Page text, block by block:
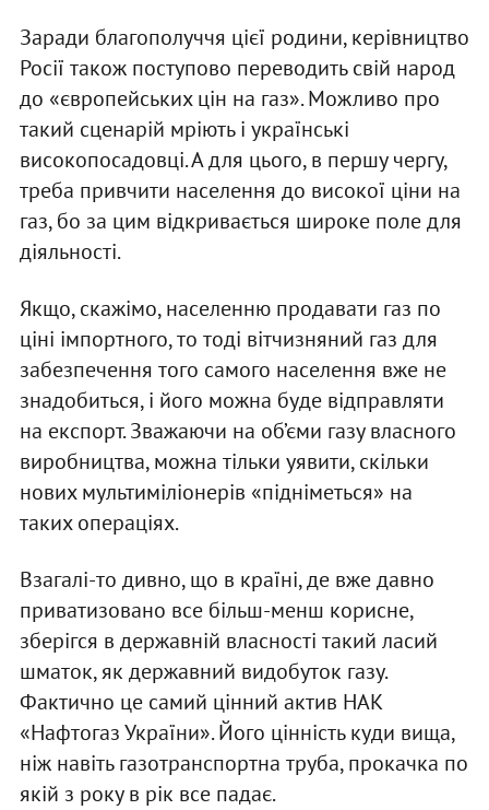
Заради благополуччя цієї родини, керівництво
Росії також поступово переводить свій народ
до «європейських цін на газ». Можливо про
такий сценарій мріють і українські
високопосадовці. А для цього, в першу чергу,
треба привчити населення до високої ціни на
газ, бо за цим відкривається широке поле для
діяльності.
Якщо, скажімо, населенню продавати газ по
ціні імпортного, то тоді вітчизняний газ для
забезпечення того самого населення вже не
знадобиться, і його можна буде відправляти
на експорт. Зважаючи на об’єми газу власного
виробництва, можна тільки уявити, скільки
нових мультиміліонерів «підніметься» на
таких операціях.
Взагалі-то дивно, що в країні, де вже давно
приватизовано все більш-менш корисне,
зберігся в державній власності такий ласий
шматок, як державний видобуток газу.
Фактично це самий цінний актив НАК
«Нафтогаз України». Його цінність куди вища,
ніж навіть газотранспортна труба, прокачка по
якій з року в рік все падає.